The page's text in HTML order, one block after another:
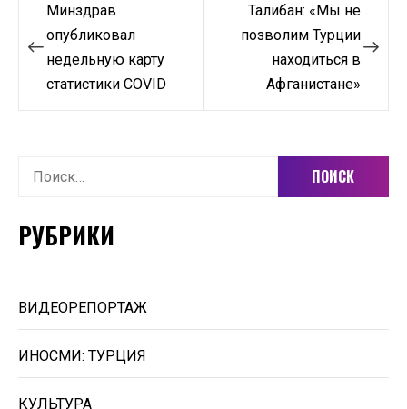
по
записям
Минздрав
опубликовал
недельную карту
статистики COVID
Талибан: «Мы не
позволим Турции
находиться в
Афганистане»
Найти:
РУБРИКИ
ВИДЕОРЕПОРТАЖ
ИНОСМИ: ТУРЦИЯ
КУЛЬТУРА